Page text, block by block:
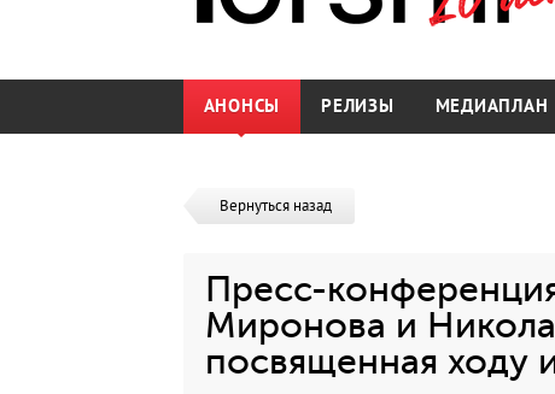
АНОНСЫ РЕЛИЗЫ МЕДИАПЛАН
Вернуться назад
Пресс-
Миронова и
посвященная ходу